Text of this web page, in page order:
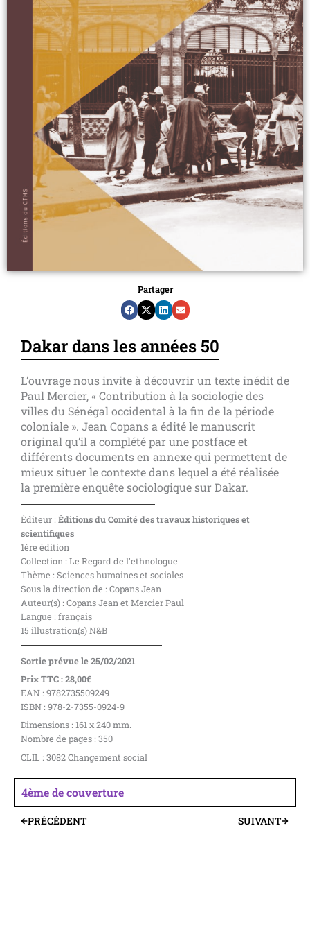
Partager
Dakar dans les années 50
L’ouvrage nous invite à découvrir un texte inédit de
Paul Mercier, « Contribution à la sociologie des
villes du Sénégal occidental à la fin de la période
coloniale ». Jean Copans a édité le manuscrit
original qu’il a complété par une postface et
différents documents en annexe qui permettent de
mieux situer le contexte dans lequel a été réalisée
la première enquête sociologique sur Dakar.
Éditeur : Éditions du Comité des travaux historiques et
scientifiques
1ére édition
Collection : Le Regard de l'ethnologue
Thème : Sciences humaines et sociales
Sous la direction de : Copans Jean
Auteur(s) : Copans Jean et Mercier Paul
Langue : français
15 illustration(s) N&B
Sortie prévue le 25/02/2021
Prix TTC : 28,00€
EAN : 9782735509249
ISBN : 978-2-7355-0924-9
Dimensions : 161 x 240 mm.
Nombre de pages : 350
CLIL : 3082 Changement social
4ème de couverture
Précédent
PRÉCÉDENT SUIVANTSuivant